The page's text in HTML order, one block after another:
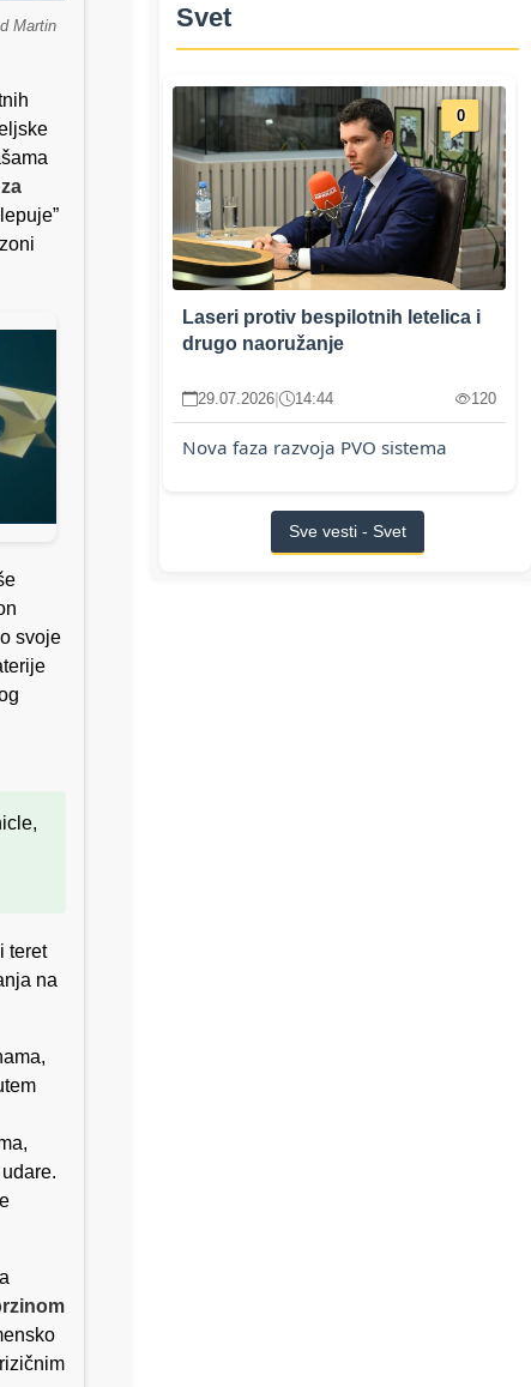
Martin
svoje
teret
na
Svet
0
Laseri protiv bespilotnih letelica i
drugo naoružanje
29.07.2026| 14:44 120
Nova faza razvoja PVO sistema
Sve vesti - Svet